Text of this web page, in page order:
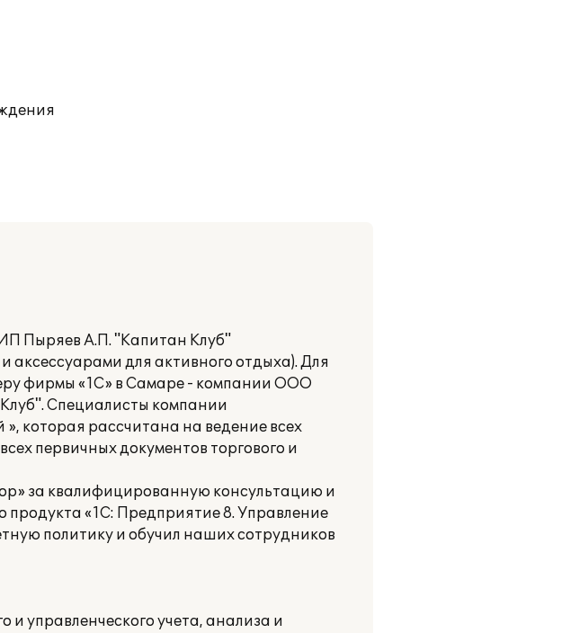
Пыряев А.П. "Капитан Клуб"
аксессуарами для активного отдыха). Для
фирмы «1С» в Самаре - компании ООО
Специалисты компании
которая рассчитана на ведение всех
первичных документов торгового и
за квалифицированную консультацию и
«1С: Предприятие 8. Управление
политику и обучил наших сотрудников
и управленческого учета, анализа и